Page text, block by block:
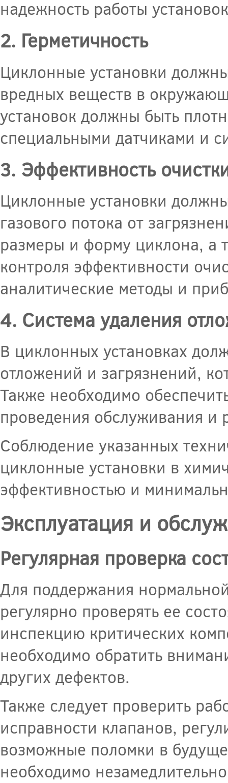
надежность работы
2. Герметичность
Циклонные установки
вредных веществ в
установок должны быть
специальными датчиками и
3. Эффективность
Циклонные установки
газового потока от
размеры и форму циклона, а
контроля эффективности
аналитические методы и
4. Система удаления
В циклонных установках
отложений и загрязнений,
Также необходимо
проведения обслуживания и
Соблюдение указанных
циклонные установки в
эффективностью и
Эксплуатация и
Регулярная проверка
Для поддержания
регулярно проверять ее
инспекцию критических
необходимо обратить
других дефектов.
Также следует проверить
исправности клапанов,
возможные поломки в
необходимо